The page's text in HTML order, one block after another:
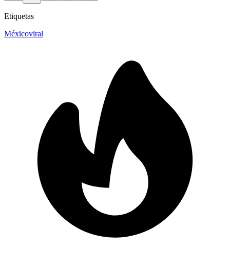
Etiquetas
Méxicoviral